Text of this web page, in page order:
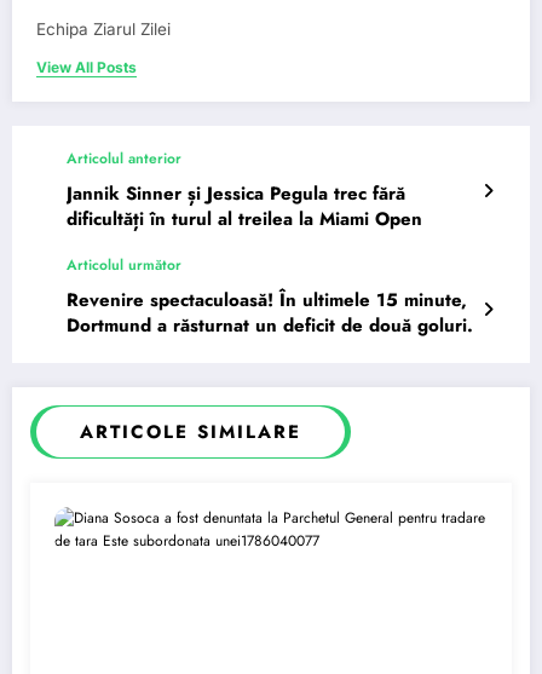
Echipa Ziarul Zilei
View All Posts
Articolul anterior
Jannik Sinner și Jessica Pegula trec fără
dificultăți în turul al treilea la Miami Open
Articolul următor
Revenire spectaculoasă! În ultimele 15 minute,
Dortmund a răsturnat un deficit de două goluri.
ARTICOLE SIMILARE